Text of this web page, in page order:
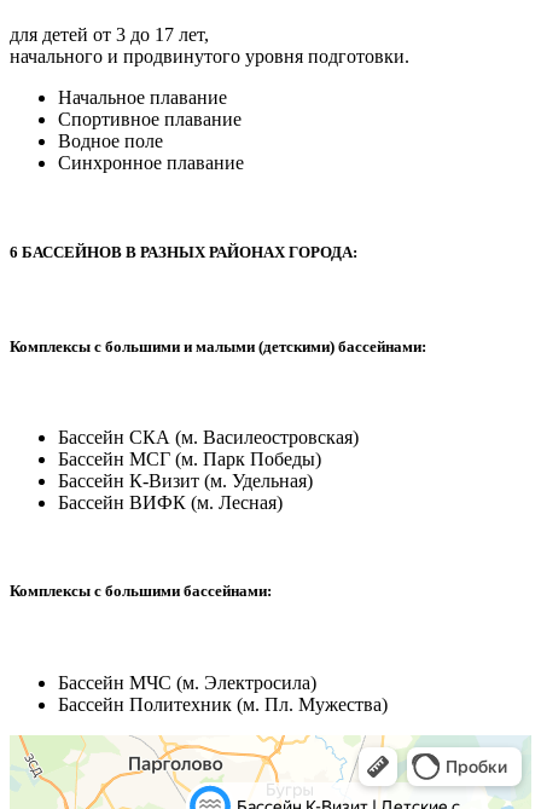
для детей от 3 до 17 лет,
начального и продвинутого уровня подготовки.
Начальное плавание
Спортивное плавание
Водное поле
Синхронное плавание
6 БАССЕЙНОВ В РАЗНЫХ РАЙОНАХ ГОРОДА:
Комплексы с большими и малыми (детскими) бассейнами:
Бассейн СКА (м. Василеостровская)
Бассейн МСГ (м. Парк Победы)
Бассейн К-Визит (м. Удельная)
Бассейн ВИФК (м. Лесная)
Комплексы с большими бассейнами:
Бассейн МЧС (м. Электросила)
Бассейн Политехник (м. Пл. Мужества)